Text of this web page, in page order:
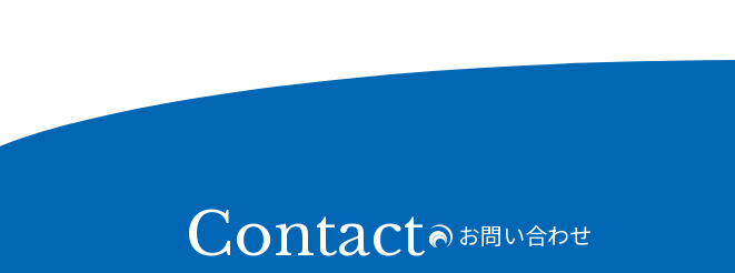
Contact お問い合わせ